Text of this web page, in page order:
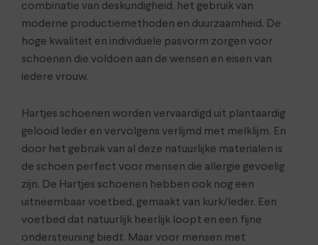
combinatie van deskundigheid, het gebruik van
moderne productiemethoden en duurzaamheid. De
hoge kwaliteit en individuele pasvorm zorgen voor
schoenen die voldoen aan de wensen en eisen van
iedere vrouw.
Hartjes schoenen worden vervaardigd uit plantaardig
gelooid leder en vervolgens verlijmd met melklijm. En
door het gebruik van al deze natuurlijke materialen is
de schoen perfect voor mensen die allergie gevoelig
zijn. De Hartjes schoenen hebben ook nog een
uitneembaar voetbed, gemaakt van kurk/leder. Een
voetbed dat natuurlijk heerlijk loopt en een fijne
ondersteuning biedt. Maar voor mensen met